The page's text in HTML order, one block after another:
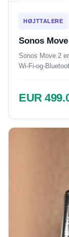
HØJTTALERE
Sonos
Sonos Move 2
Wi-Fi-og-
EUR